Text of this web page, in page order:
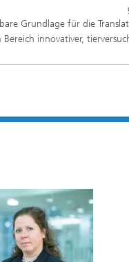
Grundlage für die
innovativer,